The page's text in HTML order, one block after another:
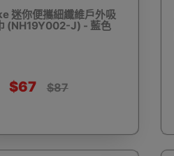
烤爐 日韓式燒烤爐
迷你便攜細纖維戶外吸
(NH19Y002-J) - 藍色
$67 $87